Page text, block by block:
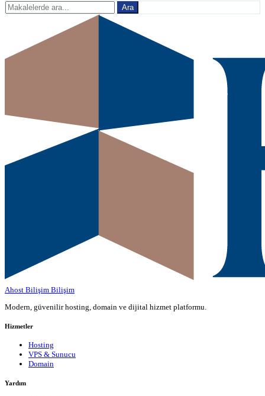
Ara
Ahost Bilişim Bilişim
Modern, güvenilir hosting, domain ve dijital hizmet platformu.
Hizmetler
Hosting
VPS & Sunucu
Domain
Yardım